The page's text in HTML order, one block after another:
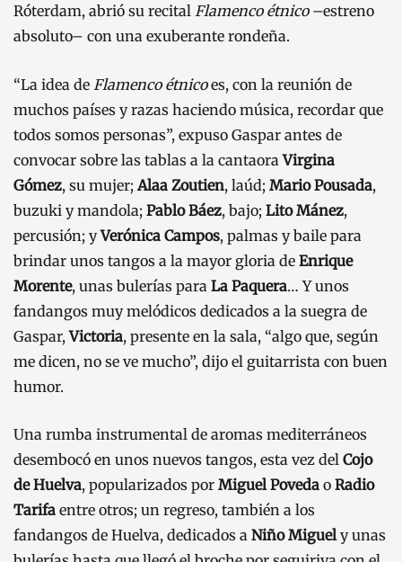
Róterdam, abrió su recital Flamenco étnico–estreno
absoluto– con una exuberante rondeña.
“La idea de Flamenco étnicoes, con la reunión de
muchos países y razas haciendo música, recordar que
todos somos personas”, expuso Gaspar antes de
convocar sobre las tablas a la cantaoraVirgina
Gómez, su mujer; Alaa Zoutien, laúd; Mario Pousada,
buzuki y mandola; Pablo Báez, bajo; Lito Mánez,
percusión; yVerónica Campos, palmas y baile para
brindar unos tangos a la mayor gloria de Enrique
Morente, unas bulerías para La Paquera… Y unos
fandangos muy melódicos dedicados a la suegra de
Gaspar,Victoria, presente en la sala, “algo que, según
me dicen, no se ve mucho”, dijo el guitarrista con buen
humor.
Una rumba instrumental de aromas mediterráneos
desembocó en unos nuevos tangos, esta vez del Cojo
de Huelva, popularizados por Miguel Poveda o Radio
Tarifa entre otros; un regreso, también a los
fandangos de Huelva, dedicados a Niño Miguely unas